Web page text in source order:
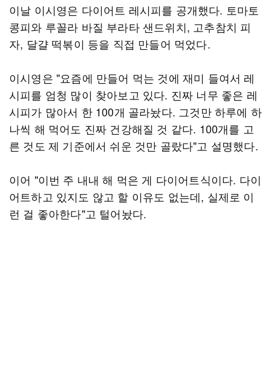
이날 이시영은 다이어트 레시피를 공개했다. 토마토
콩피와 루꼴라 바질 부라타 샌드위치, 고추참치 피
자, 달걀 떡볶이 등을 직접 만들어 먹었다.
이시영은 "요즘에 만들어 먹는 것에 재미 들여서 레
시피를 엄청 많이 찾아보고 있다. 진짜 너무 좋은 레
시피가 많아서 한 100개 골라놨다. 그것만 하루에 하
나씩 해 먹어도 진짜 건강해질 것 같다. 100개를 고
른 것도 제 기준에서 쉬운 것만 골랐다"고 설명했다.
이어 "이번 주 내내 해 먹은 게 다이어트식이다. 다이
어트하고 있지도 않고 할 이유도 없는데, 실제로 이
런 걸 좋아한다"고 털어놨다.